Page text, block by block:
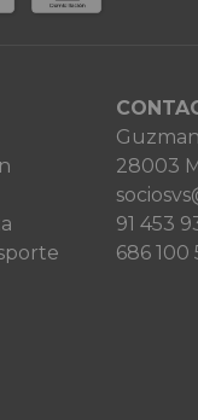
28003
91 453
686 100